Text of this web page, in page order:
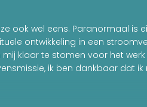
ook wel eens. Paranormaal is
ontwikkeling in een
klaar te stomen voor het
ik ben dankbaar dat
Karin Achten,